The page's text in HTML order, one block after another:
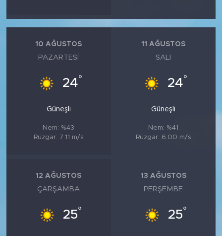
10 AĞUSTOS
PAZARTESI
24°
Güneşli
Nem: %43
Rüzgar: 7.11 m/s
11 AĞUSTOS
SALI
24°
Güneşli
Nem: %41
Rüzgar: 6.00 m/s
12 AĞUSTOS
ÇARŞAMBA
25°
13 AĞUSTOS
PERŞEMBE
25°